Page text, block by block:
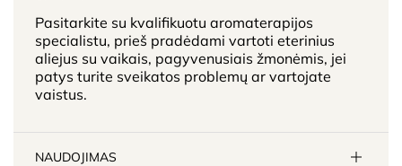
Pasitarkite su kvalifikuotu aromaterapijos
specialistu, prieš pradėdami vartoti eterinius
aliejus su vaikais, pagyvenusiais žmonėmis, jei
patys turite sveikatos problemų ar vartojate
vaistus.
NAUDOJIMAS